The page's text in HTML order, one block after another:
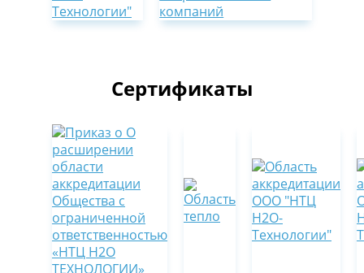
Сертификаты